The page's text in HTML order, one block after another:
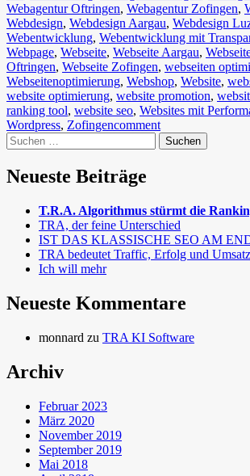
Webagentur Oftringen, Webagentur Zofingen,
Webdesign, Webdesign Aargau, Webdesign
Webentwicklung, Webentwicklung mit
Webpage, Webseite, Webseite Aargau,
Oftringen, Webseite Zofingen, webseiten
Webseitenoptimierung, Webshop, Website,
website optimierung, website promotion,
ranking tool, website seo, Websites mit
Wordpress, Zofingencomment
Suchen
nach:
Neueste Beiträge
T.R.A. Algorithmus stürmt die
TRA, der feine Unterschied
IST DAS KLASSISCHE SEO AM
TRA bedeutet Traffic, Erfolg und Umsatz
Ich will mehr
Neueste Kommentare
monnard zu TRA KI Software
Archiv
Februar 2023
März 2020
November 2019
September 2019
Mai 2018